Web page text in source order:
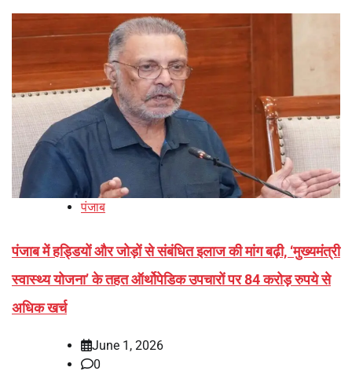
पंजाब
पंजाब में हड्डियों और जोड़ों से संबंधित इलाज की मांग बढ़ी, ‘मुख्यमंत्री
स्वास्थ्य योजना’ के तहत ऑर्थोपेडिक उपचारों पर 84 करोड़ रुपये से
अधिक खर्च
June 1, 2026
0